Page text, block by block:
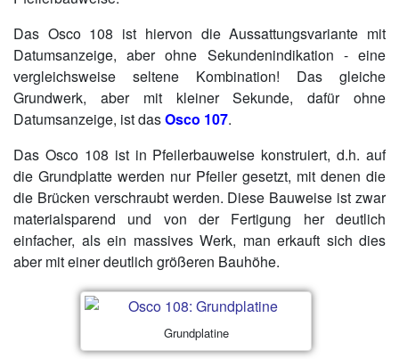
Das Osco 108 ist hiervon die Aussattungsvariante mit
Datumsanzeige, aber ohne Sekundenindikation - eine
vergleichsweise seltene Kombination! Das gleiche
Grundwerk, aber mit kleiner Sekunde, dafür ohne
Datumsanzeige, ist dasOsco 107.
Das Osco 108 ist in Pfeilerbauweise konstruiert, d.h. auf
die Grundplatte werden nur Pfeiler gesetzt, mit denen die
die Brücken verschraubt werden. Diese Bauweise ist zwar
materialsparend und von der Fertigung her deutlich
einfacher, als ein massives Werk, man erkauft sich dies
aber mit einer deutlich größeren Bauhöhe.
Grundplatine